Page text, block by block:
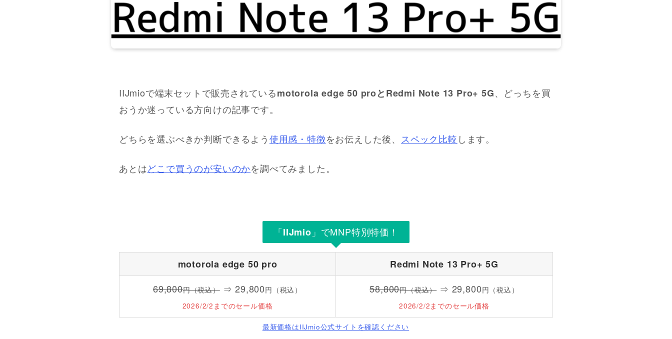
IIJmioで端末セットで販売されているmotorola edge 50 proとRedmi Note 13 Pro+ 5G、どっちを買
おうか迷っている方向けの記事です。
どちらを選ぶべきか判断できるよう使用感・特徴をお伝えした後、 スペック比較 します。
あとはどこで買うのが安いのかを調べてみました。
「IIJmio 」でMNP特別特価！
motorola edge 50 pro
Redmi Note 13 Pro+ 5G
69,800円（税込）⇒ 29,800円（税込）
2026/2/2までのセール価格
58,800円（税込）⇒ 29,800円（税込）
2026/2/2までのセール価格
最新価格はIIJmio公式サイトを確認ください